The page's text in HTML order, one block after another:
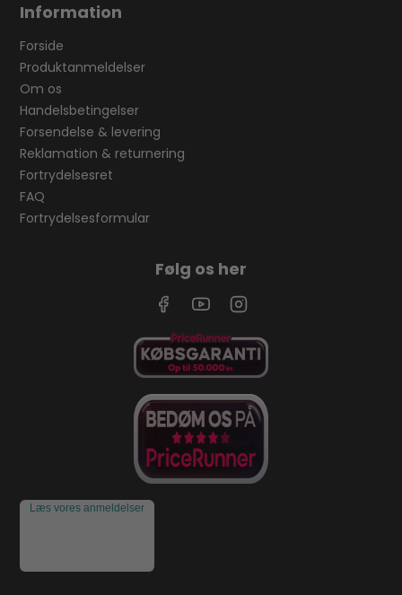
Information
Forside
Produktanmeldelser
Om os
Handelsbetingelser
Forsendelse & levering
Reklamation & returnering
Fortrydelsesret
FAQ
Fortrydelsesformular
Følg os her
Læs vores anmeldelser